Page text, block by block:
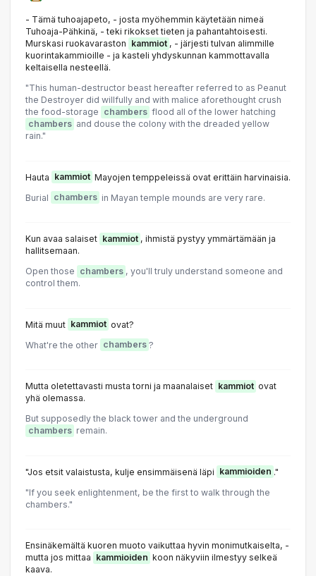
- Tämä tuhoajapeto, - josta myöhemmin käytetään nimeä
Tuhoaja-Pähkinä, - teki rikokset tieten ja pahantahtoisesti.
Murskasi ruokavaraston kammiot , - järjesti tulvan alimmille
kuorintakammioille - ja kasteli yhdyskunnan kammottavalla
keltaisella nesteellä.
"This human-destructor beast hereafter referred to as Peanut
the Destroyer did willfully and with malice aforethought crush
the food-storage chambers flood all of the lower hatching
chambers and douse the colony with the dreaded yellow
rain."
Hauta kammiot Mayojen temppeleissä ovat erittäin harvinaisia.
Burial chambers in Mayan temple mounds are very rare.
Kun avaa salaiset kammiot , ihmistä pystyy ymmärtämään ja
hallitsemaan.
Open those chambers , you'll truly understand someone and
control them.
Mitä muut kammiot ovat?
What're the other chambers ?
Mutta oletettavasti musta torni ja maanalaiset kammiot ovat
yhä olemassa.
But supposedly the black tower and the underground
chambers remain.
"Jos etsit valaistusta, kulje ensimmäisenä läpi kammioiden ."
"If you seek enlightenment, be the first to walk through the
chambers."
Ensinäkemältä kuoren muoto vaikuttaa hyvin monimutkaiselta, -
mutta jos mittaa kammioiden koon näkyviin ilmestyy selkeä
kaava.